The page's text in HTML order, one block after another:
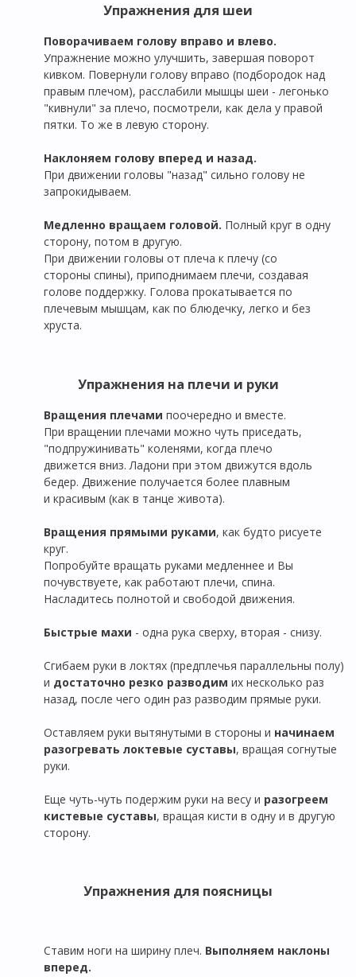
Упражнения для шеи
Поворачиваем голову вправо и влево.
Упражнение можно улучшить, завершая поворот
кивком. Повернули голову вправо (подбородок над
правым плечом), расслабили мышцы шеи - легонько
"кивнули" за плечо, посмотрели, как дела у правой
пятки. То же в левую сторону.
Наклоняем голову вперед и назад.
При движении головы "назад" сильно голову не
запрокидываем.
Медленно вращаем головой. Полный круг в одну
сторону, потом в другую.
При движении головы от плеча к плечу (со
стороны спины), приподнимаем плечи, создавая
голове поддержку. Голова прокатывается по
плечевым мышцам, как по блюдечку, легко и без
хруста.
Упражнения на плечи и руки
Вращения плечами поочередно и вместе.
При вращении плечами можно чуть приседать,
"подпружинивать" коленями, когда плечо
движется вниз. Ладони при этом движутся вдоль
бедер. Движение получается более плавным
и красивым (как в танце живота).
Вращения прямыми руками, как будто рисуете
круг.
Попробуйте вращать руками медленнее и Вы
почувствуете, как работают плечи, спина.
Насладитесь полнотой и свободой движения.
Быстрые махи - одна рука сверху, вторая - снизу.
Сгибаем руки в локтях (предплечья параллельны полу)
и достаточно резко разводим их несколько раз
назад, после чего один раз разводим прямые руки.
Оставляем руки вытянутыми в стороны и начинаем
разогревать локтевые суставы, вращая согнутые
руки.
Еще чуть-чуть подержим руки на весу и разогреем
кистевые суставы, вращая кисти в одну и в другую
сторону.
Упражнения для поясницы
Ставим ноги на ширину плеч. Выполняем наклоны
вперед.